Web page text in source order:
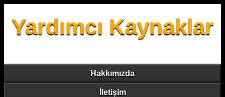
Yardımcı Kaynaklar
Hakkımızda
İletişim